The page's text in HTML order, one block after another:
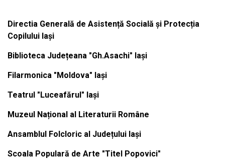
Directia Generală de Asistență Socială și Protecția
Copilului Iași
Biblioteca Județeana "Gh.Asachi" Iași
Filarmonica "Moldova" Iași
Teatrul "Luceafărul" Iași
Muzeul Național al Literaturii Române
Ansamblul Folcloric al Județului Iași
Scoala Populară de Arte "Titel Popovici"